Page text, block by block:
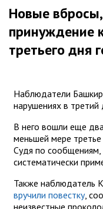
Новые
принуждение
третьего дня
Наблюдатели
нарушениях в третий
В него вошли еще
меньшей мере
Судя по сообщениям,
систематически
Также наблюдатель
вручили повестку,
неизвестные